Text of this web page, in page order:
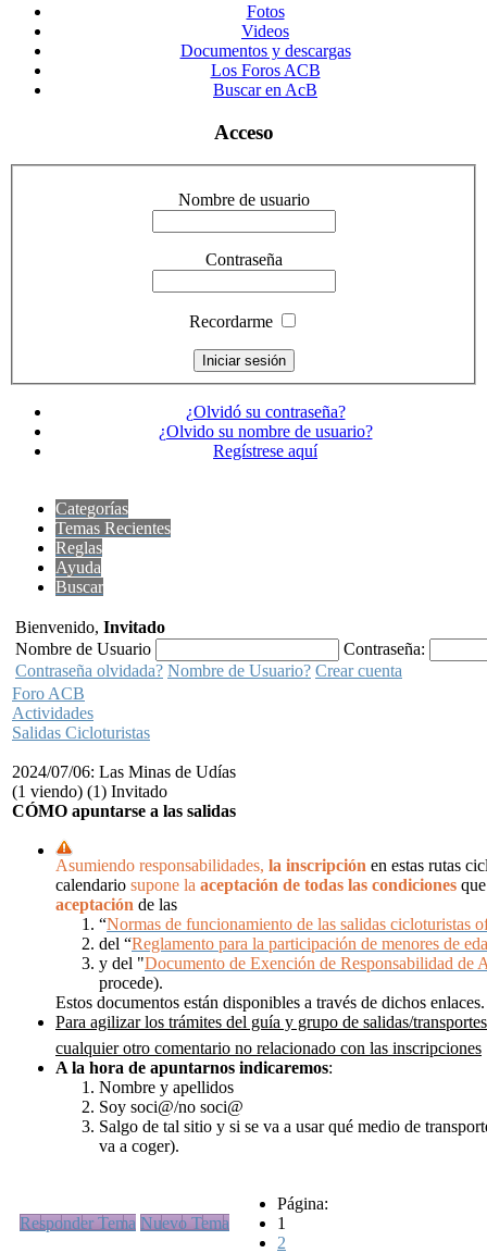
Fotos
Videos
Documentos y descargas
Los Foros ACB
Buscar en AcB
Acceso
Nombre de usuario
Contraseña
Recordarme
¿Olvidó su contraseña?
¿Olvido su nombre de usuario?
Regístrese aquí
Categorías
Temas Recientes
Reglas
Ayuda
Buscar
Bienvenido, Invitado
Nombre de Usuario
Contraseña:
Contraseña olvidada? Nombre de Usuario? Crear cuenta
Foro ACB
Actividades
Salidas Cicloturistas
2024/07/06: Las Minas de Udías
(1 viendo) (1) Invitado
CÓMO apuntarse a las salidas
Asumiendo responsabilidades, la inscripción en estas rutas
calendario supone la aceptación de todas las condiciones
aceptación de las
“Normas de funcionamiento de las salidas cicloturistas
del “Reglamento para la participación de menores de
y del "Documento de Exención de Responsabilidad de
procede).
Estos documentos están disponibles a través de dichos enlaces.
Para agilizar los trámites del guía y grupo de salidas/transportes
cualquier otro comentario no relacionado con las inscripciones
A la hora de apuntarnos indicaremos:
Nombre y apellidos
Soy soci@/no soci@
Salgo de tal sitio y si se va a usar qué medio de
va a coger).
Responder Tema Nuevo Tema
Página:
1
2